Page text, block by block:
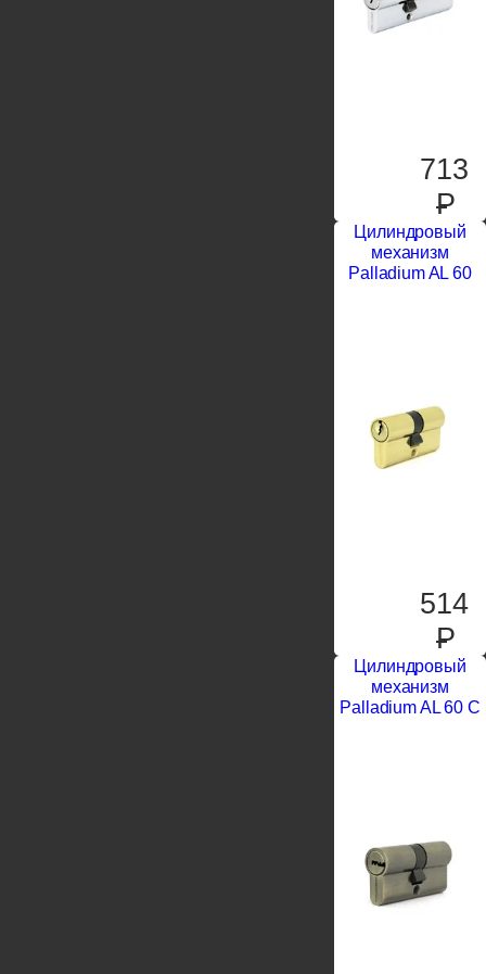
713
P
Цилиндровый
механизм
Palladium AL 60
514
P
Цилиндровый
механизм
Palladium AL 60 C